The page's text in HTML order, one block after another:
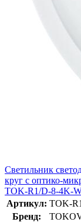
Светильник
круг с оптико-
TOK-R1/D-8-4K-
Артикул: TOK-
Бренд: